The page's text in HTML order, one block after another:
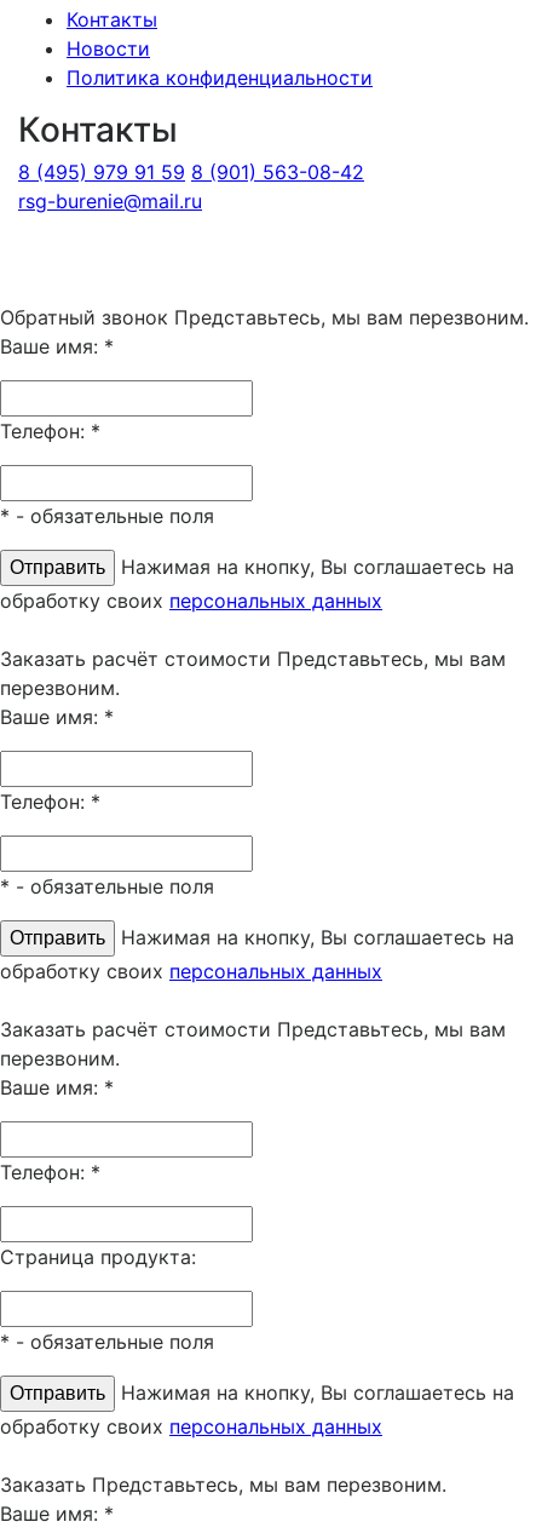
Контакты
Новости
Политика конфиденциальности
Контакты
8 (495) 979 91 59 8 (901) 563-08-42
rsg-burenie@mail.ru
Обратный звонок Представьтесь, мы вам перезвоним.
Ваше имя: *
Телефон: *
* - обязательные поля
Нажимая на кнопку, Вы соглашаетесь на
обработку своих персональных данных
Заказать расчёт стоимости Представьтесь, мы вам
перезвоним.
Ваше имя: *
Телефон: *
* - обязательные поля
Нажимая на кнопку, Вы соглашаетесь на
обработку своих персональных данных
Заказать расчёт стоимости Представьтесь, мы вам
перезвоним.
Ваше имя: *
Телефон: *
Страница продукта:
* - обязательные поля
Нажимая на кнопку, Вы соглашаетесь на
обработку своих персональных данных
Заказать Представьтесь, мы вам перезвоним.
Ваше имя: *